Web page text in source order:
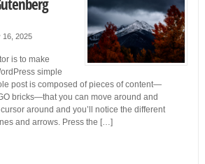
16, 2025
is to make
simple
post is composed of pieces of content—
bricks—that you can move around and
around and you’ll notice the different
and arrows. Press the […]